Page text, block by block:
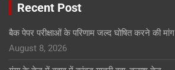
Recent Post
बैक पेपर परीक्षाओं के परिणाम जल्द घोषित करने की मांग
August 8, 2026